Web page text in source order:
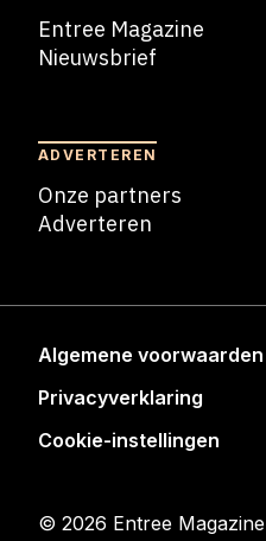
Entree Magazine
Nieuwsbrief
ADVERTEREN
Onze partners
Adverteren
Algemene voorwaarden
Privacyverklaring
Cookie-instellingen
© 2026 Entree Magazine